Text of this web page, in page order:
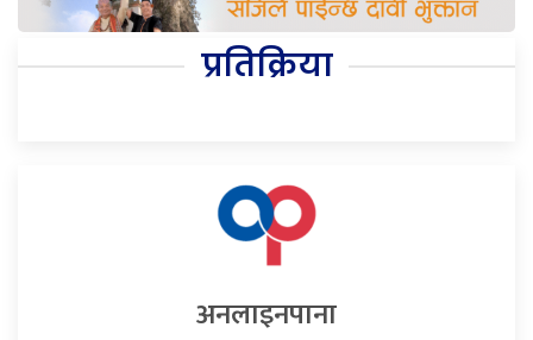
प्रतिक्रिया
अनलाइनपाना